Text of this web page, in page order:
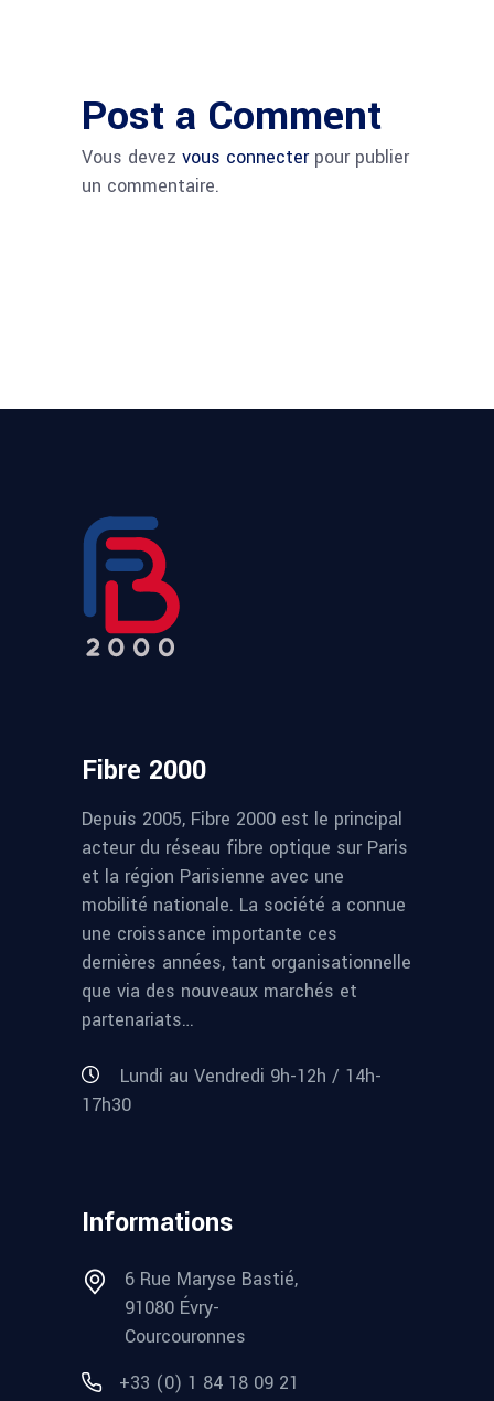
Post a Comment
Vous devez vous connecterpour publier
un commentaire.
Fibre 2000
Depuis 2005, Fibre 2000 est le principal
acteur du réseau fibre optique sur Paris
et la région Parisienne avec une
mobilité nationale. La société a connue
une croissance importante ces
dernières années, tant organisationnelle
que via des nouveaux marchés et
partenariats…
Lundi au Vendredi 9h-12h / 14h-
17h30
Informations
6 Rue Maryse Bastié,
91080 Évry-
Courcouronnes
+33 (0) 1 84 18 09 21